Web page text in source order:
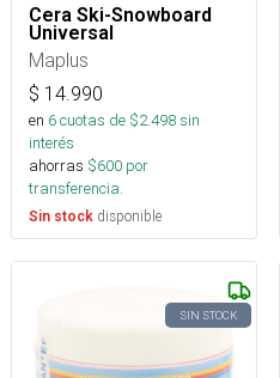
Cera Ski-Snowboard
Universal
Maplus
$ 14.990
en 6cuotas de $2.498sin
interés
ahorras $600 por
transferencia.
Sin stock disponible
SIN STOCK